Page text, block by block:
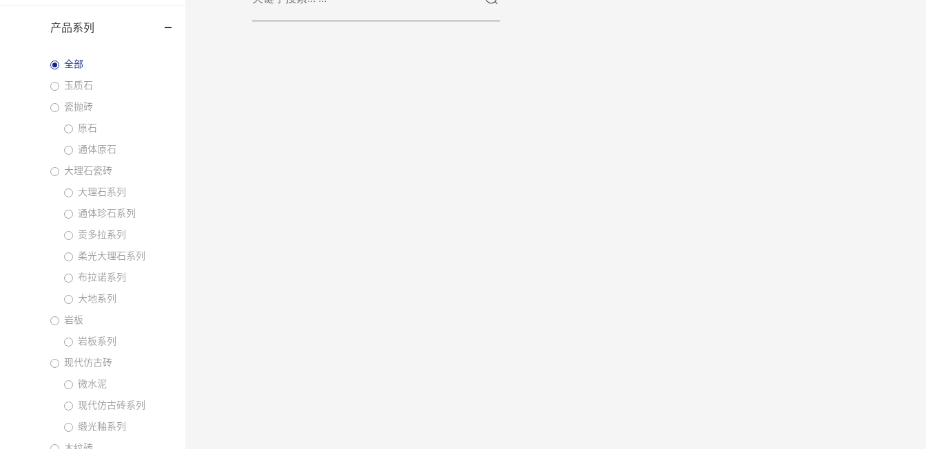
产品系列
全部
玉质石
瓷抛砖
原石
通体原石
大理石瓷砖
大理石系列
通体珍石系列
贡多拉系列
柔光大理石系列
布拉诺系列
大地系列
岩板
岩板系列
现代仿古砖
微水泥
现代仿古砖系列
缎光釉系列